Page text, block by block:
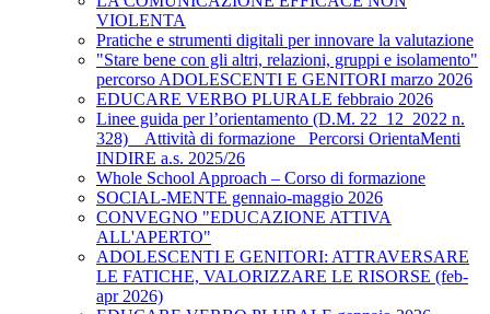
VIOLENTA
Pratiche e strumenti digitali per innovare la valutazione
"Stare bene con gli altri, relazioni, gruppi e isolamento"
percorso ADOLESCENTI E GENITORI marzo 2026
EDUCARE VERBO PLURALE febbraio 2026
Linee guida per l’orientamento (D.M. 22_12_2022 n.
328) _ Attività di formazione_ Percorsi OrientaMenti
INDIRE a.s. 2025/26
Whole School Approach – Corso di formazione
SOCIAL-MENTE gennaio-maggio 2026
CONVEGNO "EDUCAZIONE ATTIVA
ALL'APERTO"
ADOLESCENTI E GENITORI: ATTRAVERSARE
LE FATICHE, VALORIZZARE LE RISORSE (feb-
apr 2026)